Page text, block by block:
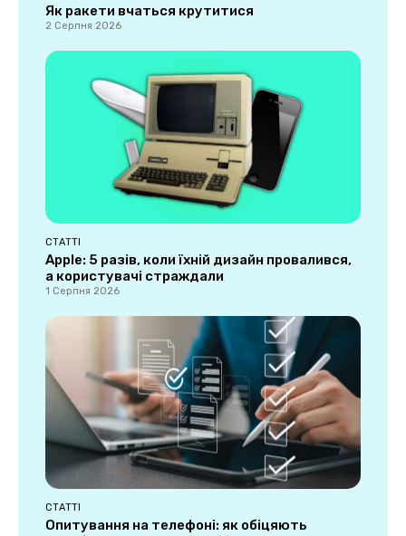
Як ракети вчаться крутитися
2 Серпня 2026
СТАТТІ
Apple: 5 разів, коли їхній дизайн провалився,
а користувачі страждали
1 Серпня 2026
СТАТТІ
Опитування на телефоні: як обіцяють